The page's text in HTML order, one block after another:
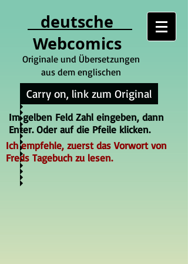
deutsche
Webcomics
Originale und Übersetzungen
aus dem englischen
Carry on, link zum Original
Im gelben Feld Zahl eingeben, dann
Enter. Oder auf die Pfeile klicken.
Ich empfehle, zuerst das Vorwort von
Freds Tagebuch zu lesen.